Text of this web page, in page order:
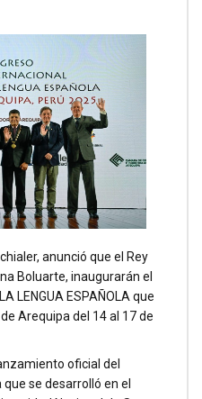
anunció que el Rey
Boluarte, inaugurarán el
LENGUA ESPAÑOLA que
Arequipa del 14 al 17 de
oficial del
se desarrolló en el